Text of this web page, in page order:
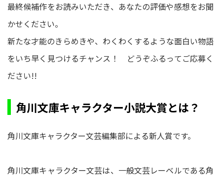
最終候補作をお読みいただき、あなたの評価や感想をお聞
かせください。
新たな才能のきらめきや、わくわくするような面白い物語
をいち早く見つけるチャンス！ どうぞふるってご応募く
ださい!!
角川文庫キャラクター小説大賞とは？
角川文庫キャラクター文芸編集部による新人賞です。
角川文庫キャラクター文芸は、一般文芸レーベルである角